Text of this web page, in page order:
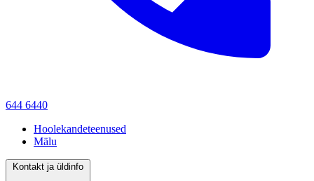
644 6440
Hoolekandeteenused
Mälu
Kontakt ja üldinfo